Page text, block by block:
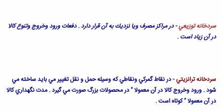
سردخانه توزيعي- در مراكز مصرف ويا نزديك به آن قرار دارد . دفعات ورود وخروج وتنوع كالا
در آن زياد است .
سردخانه ترانزيتي- در نقاط گمركي ونقاطي كه وسيله حمل و نقل تغيير مي بايد ساخته مي
شود . ورود وخروج كالا در آن معمولا " در محصولات بزرگ صورت مي گيرد . مدت نگهداري كالا
در آن معمولا " كوتاه است .